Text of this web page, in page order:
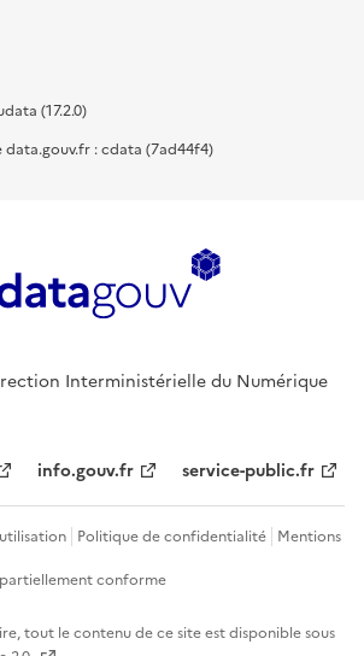
(17.2.0)
: cdata (7ad44f4)
Interministérielle du Numérique
info.gouv.fr service-public.fr
Politique de confidentialité Mentions
conforme
tout le contenu de ce site est disponible sous